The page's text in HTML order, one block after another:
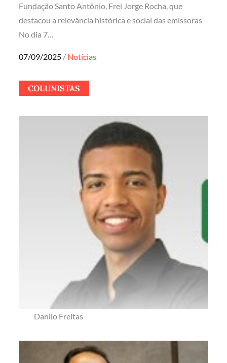
Fundação Santo Antônio, Frei Jorge Rocha, que
destacou a relevância histórica e social das emissoras
No dia 7…
Posted
07/09/2025 Notícias
COLUNISTAS
Danilo Freitas